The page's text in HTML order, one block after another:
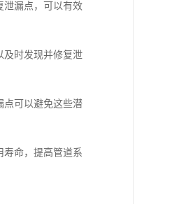
泄漏点，可以有效
及时发现并修复泄
点可以避免这些潜
寿命，提高管道系